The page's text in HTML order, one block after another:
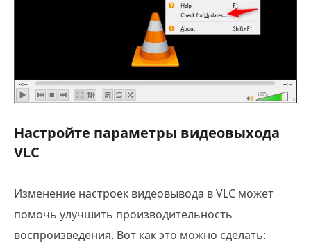
Настройте параметры видеовыхода
VLC
Изменение настроек видеовывода в VLC может
помочь улучшить производительность
воспроизведения. Вот как это можно сделать: